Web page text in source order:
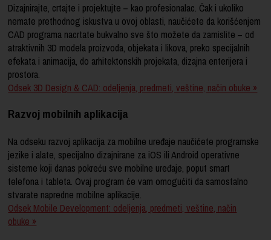
Dizajnirajte, crtajte i projektujte – kao profesionalac. Čak i ukoliko
nemate prethodnog iskustva u ovoj oblasti, naučićete da korišćenjem
CAD programa nacrtate bukvalno sve što možete da zamislite – od
atraktivnih 3D modela proizvoda, objekata i likova, preko specijalnih
efekata i animacija, do arhitektonskih projekata, dizajna enterijera i
prostora.
Odsek 3D Design & CAD: odeljenja, predmeti, veštine, način obuke »
Razvoj mobilnih aplikacija
Na odseku razvoj aplikacija za mobilne uređaje naučićete programske
jezike i alate, specijalno dizajnirane za iOS ili Android operativne
sisteme koji danas pokreću sve mobilne uređaje, poput smart
telefona i tableta. Ovaj program će vam omogućiti da samostalno
stvarate napredne mobilne aplikacije.
Odsek Mobile Development: odeljenja, predmeti, veštine, način
obuke »